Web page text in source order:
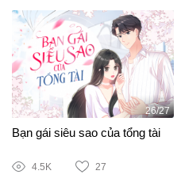
26/27
Bạn gái siêu sao của tổng tài
4.5K 27